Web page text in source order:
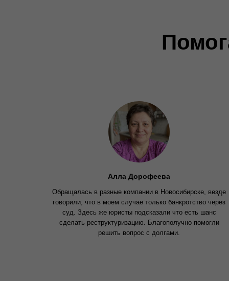
Алла Дорофеева
Обращалась в разные компании в Новосибирске, везде
говорили, что в моем случае только банкротство через
суд. Здесь же юристы подсказали что есть шанс
сделать реструктуризацию. Благополучно помогли
решить вопрос с долгами.